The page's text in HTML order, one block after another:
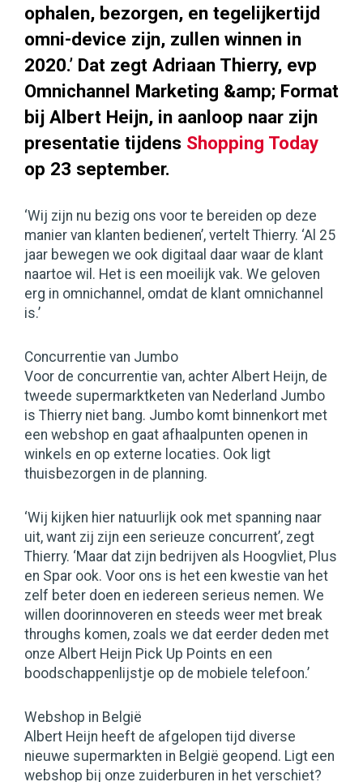
ophalen, bezorgen, en tegelijkertijd
omni-device zijn, zullen winnen in
2020.’ Dat zegt Adriaan Thierry, evp
Omnichannel Marketing &amp; Format
bij Albert Heijn, in aanloop naar zijn
presentatie tijdens Shopping Today
op 23 september.
‘Wij zijn nu bezig ons voor te bereiden op deze
manier van klanten bedienen’, vertelt Thierry. ‘Al 25
jaar bewegen we ook digitaal daar waar de klant
naartoe wil. Het is een moeilijk vak. We geloven
erg in omnichannel, omdat de klant omnichannel
is.’
Concurrentie van Jumbo
Voor de concurrentie van, achter Albert Heijn, de
tweede supermarktketen van Nederland Jumbo
is Thierry niet bang. Jumbo komt binnenkort met
een webshop en gaat afhaalpunten openen in
winkels en op externe locaties. Ook ligt
thuisbezorgen in de planning.
‘Wij kijken hier natuurlijk ook met spanning naar
uit, want zij zijn een serieuze concurrent’, zegt
Thierry. ‘Maar dat zijn bedrijven als Hoogvliet, Plus
en Spar ook. Voor ons is het een kwestie van het
zelf beter doen en iedereen serieus nemen. We
willen doorinnoveren en steeds weer met break
throughs komen, zoals we dat eerder deden met
onze Albert Heijn Pick Up Points en een
boodschappenlijstje op de mobiele telefoon.’
Webshop in België
Albert Heijn heeft de afgelopen tijd diverse
nieuwe supermarkten in België geopend. Ligt een
webshop bij onze zuiderburen in het verschiet?